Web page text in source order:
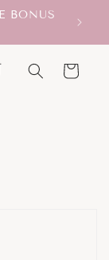
BONUS
Carrello